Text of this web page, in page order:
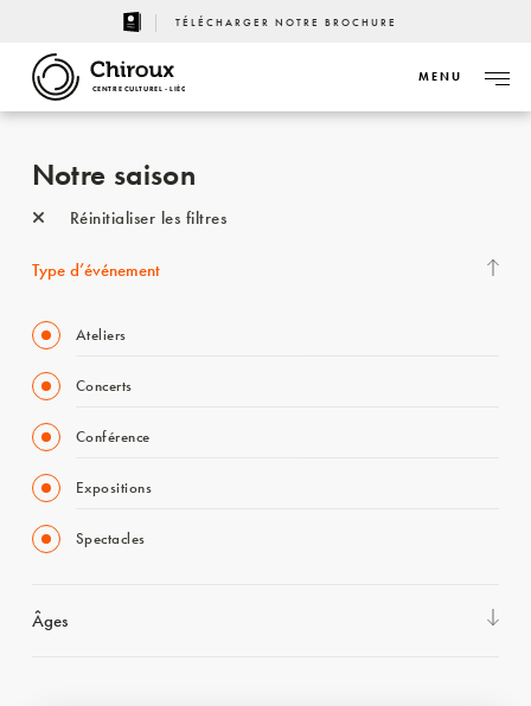
TÉLÉCHARGER NOTRE BROCHURE
CENTRE CULTUREL - LIÈGE
MENU
Notre saison
Réinitialiser les filtres
Type d’événement
Ateliers
Concerts
Conférence
Expositions
Spectacles
Âges